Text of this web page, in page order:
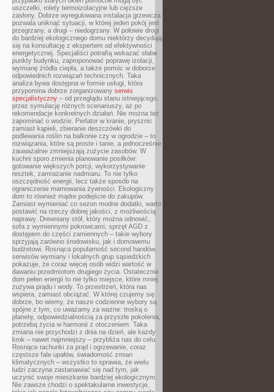
uszczelki, rolety termoizolacyjne lub cięższe
zasłony. Dobrze wyregulowana instalacja grzewcza
pozwala uniknąć sytuacji, w której jeden pokój jest
przegrzany, a drugi – niedogrzany. W połowie drogi
do bardziej ekologicznego domu niektórzy decydują
się na konsultację z ekspertem od efektywności
energetycznej. Specjaliści potrafią wskazać słabe
punkty budynku, zaproponować poprawę izolacji,
wymianę źródła ciepła, a także pomóc w doborze
odpowiednich rozwiązań technicznych. Taka
analiza bywa dostępna w formie usługi, która
przypomina dobrze zorganizowany serwis
specjalistyczny – od przeglądu stanu istniejącego,
przez symulację różnych scenariuszy, aż po
rekomendacje konkretnych działań. Nie można też
zapominać o wodzie. Perlator w kranie, prysznic
zamiast kąpieli, zbieranie deszczówki do
podlewania roślin na balkonie czy w ogrodzie – to
rozwiązania, które są proste i tanie, a jednocześnie
zauważalnie zmniejszają zużycie zasobów. W
kuchni sporo zmienia planowanie posiłków:
gotowanie większych porcji, wykorzystywanie
resztek, zamrażanie nadmiaru. To nie tylko
oszczędność energii, lecz także sposób na
ograniczenie marnowania żywności. Ekologiczny
dom to również mądre podejście do zakupów.
Zamiast wymieniać co sezon modne dodatki, warto
postawić na rzeczy dobrej jakości, z możliwością
naprawy. Drewniany stół, który można odnowić,
sofa z wymiennymi pokrowcami, sprzęt AGD z
dostępem do części zamiennych – takie wybory
sprzyjają zarówno środowisku, jak i domowemu
budżetowi. Rosnąca popularność second handów,
serwisów wymiany i lokalnych grup sąsiedzkich
pokazuje, że coraz więcej osób widzi wartość w
dawaniu przedmiotom drugiego życia. Ostatecznie
dom pełen energii to nie tylko miejsce, które mniej
zużywa prądu i wody. To przestrzeń, która nas
wspiera, zamiast obciążać. W której czujemy się
dobrze, bo wiemy, że nasze codzienne wybory są
spójne z tym, co uważamy za ważne: troską o
planetę, odpowiedzialnością za przyszłe pokolenia,
potrzebą życia w harmonii z otoczeniem. Taka
zmiana nie przychodzi z dnia na dzień, ale każdy
krok – nawet najmniejszy – przybliża nas do celu.
Rosnące rachunki za prąd i ogrzewanie, coraz
częstsze fale upałów, świadomość zmian
klimatycznych – wszystko to sprawia, że wielu
ludzi zaczyna zastanawiać się nad tym, jak
uczynić swoje mieszkanie bardziej ekologicznym.
Nie zawsze chodzi o spektakularne inwestycje,